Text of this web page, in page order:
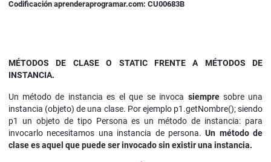
Codificación aprenderaprogramar.com: CU00683B
MÉTODOS DE CLASE O STATIC FRENTE A MÉTODOS DE
INSTANCIA.
Un método de instancia es el que se invoca siempresobre una
instancia (objeto) de una clase. Por ejemplo p1.getNombre(); siendo
p1 un objeto de tipo Persona es un método de instancia: para
invocarlo necesitamos una instancia de persona.Un método de
clase es aquel que puede ser invocado sin existir una instancia.